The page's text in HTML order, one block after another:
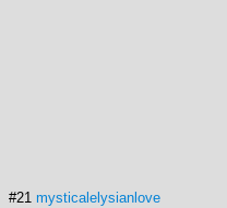
#21 mysticalelysianlove